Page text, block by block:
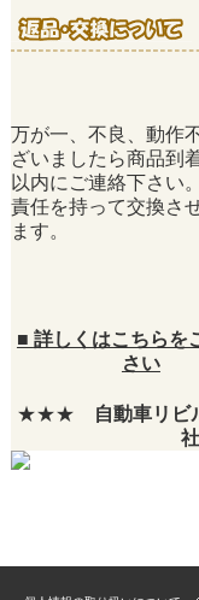
万が一、不良、動作
ざいましたら商品到
以内にご連絡下さい
責任を持って交換さ
ます。
■ 詳しくはこちらを
さい
★★★
自動車リビ